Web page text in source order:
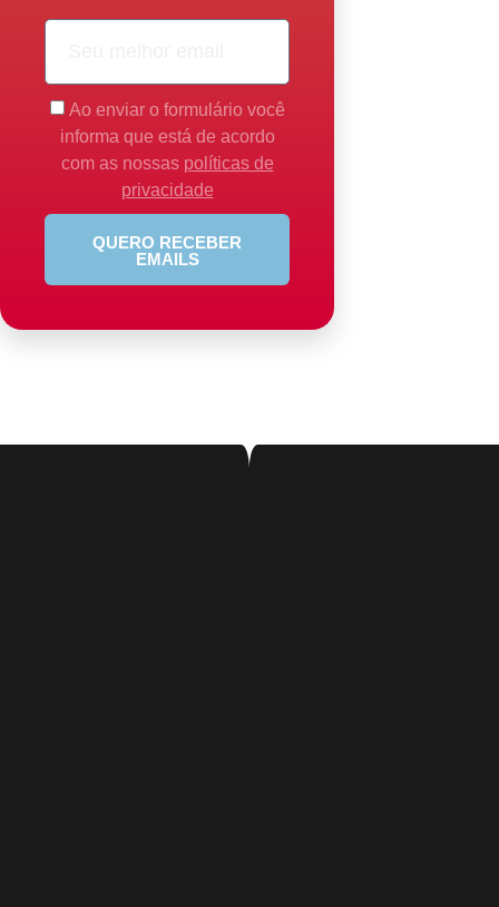
Ao enviar o formulário você
informa que está de acordo
com as nossas políticas de
privacidade
QUERO RECEBER
EMAILS